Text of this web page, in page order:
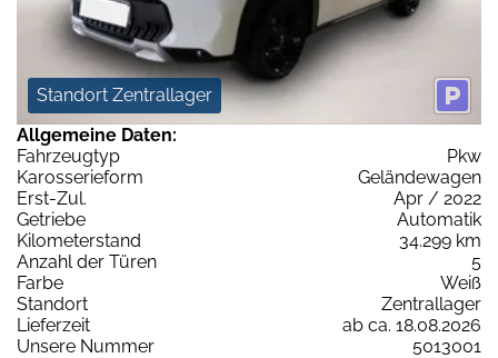
Standort Zentrallager
Allgemeine Daten:
Fahrzeugtyp
Pkw
Karosserieform
Geländewagen
Erst-Zul.
Apr / 2022
Getriebe
Automatik
Kilometerstand
34.299 km
Anzahl der Türen
5
Farbe
Weiß
Standort
Zentrallager
Lieferzeit
ab ca. 18.08.2026
Unsere Nummer
5013001